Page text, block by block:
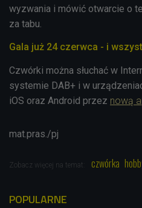
wyzwania i mówić otwarcie o
za tabu.
Gala już 24 czerwca - i
Czwórki można słuchać w
systemie DAB+ i w
iOS oraz Android przez nową
mat.pras./pj
Zobacz więcej na temat: czwórka
POPULARNE